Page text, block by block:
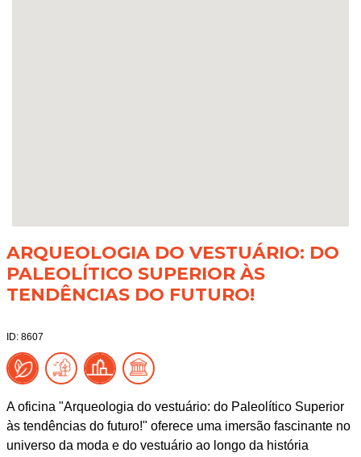
ARQUEOLOGIA DO VESTUÁRIO: DO
PALEOLÍTICO SUPERIOR ÀS
TENDÊNCIAS DO FUTURO!
ID: 8607
A oficina "Arqueologia do vestuário: do Paleolítico Superior
às tendências do futuro!" oferece uma imersão fascinante no
universo da moda e do vestuário ao longo da história